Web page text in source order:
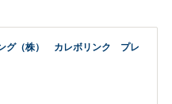
グ（株） カレボリンク プレ